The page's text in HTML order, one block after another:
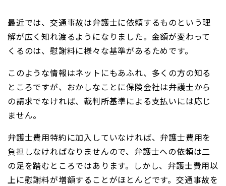
最近では、交通事故は弁護士に依頼するものという理
解が広く知れ渡るようになりました。金額が変わって
くるのは、慰謝料に様々な基準があるためです。
このような情報はネットにもあふれ、多くの方の知る
ところですが、おかしなことに保険会社は弁護士から
の請求でなければ、裁判所基準による支払いには応じ
ません。
弁護士費用特約に加入していなければ、弁護士費用を
負担しなければなりませんので、弁護士への依頼は二
の足を踏むところではあります。しかし、弁護士費用以
上に慰謝料が増額することがほとんどです。交通事故を